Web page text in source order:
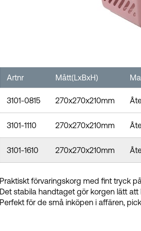
Artnr Mått(LxBxH)
3101-0815 270x270x210mm
3101-1110 270x270x210mm
3101-1610 270x270x210mm
Praktiskt förvaringskorg med fint tryck
Det stabila handtaget gör korgen lätt att
Perfekt för de små inköpen i affären,